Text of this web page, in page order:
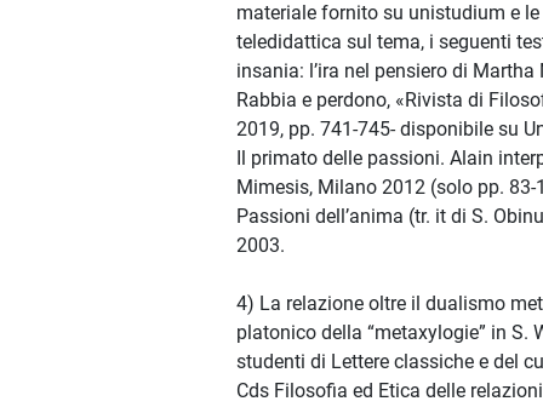
materiale fornito su unistudium e
teledidattica sul tema, i seguenti
insania: l’ira nel pensiero di
Rabbia e perdono, «Rivista di
2019, pp. 741-745- disponibile su
Il primato delle passioni. Alain
Mimesis, Milano 2012 (solo pp. 83-
Passioni dell’anima (tr. it di S.
2003.
4) La relazione oltre il dualismo
platonico della “metaxylogie” in S.
studenti di Lettere classiche e del
Cds Filosofia ed Etica delle